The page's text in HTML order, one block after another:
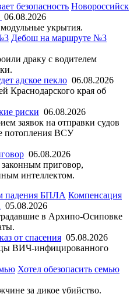
Новороссийск
06.08.2026
укрытия.
Дебош на маршруте №3
драку с водителем
адское пекло 06.08.2026
Краснодарского края об
риски 06.08.2026
заявок на отправки судов
потопления ВСУ
06.08.2026
приговор,
интеллектом.
Компенсация
05.08.2026
в Архипо-Осиповке
от спасения 05.08.2026
ВИЧ-инфицированного
Хотел обезопасить семью
за дикое убийство.